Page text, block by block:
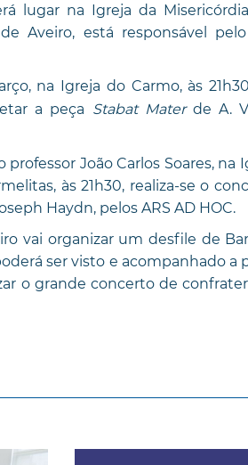
lugar na Igreja da
Aveiro, está responsável
na Igreja do Carmo, às
a peça Stabat Mater de A.
João Carlos Soares, na
às 21h30, realiza-se o
Haydn, pelos ARS AD HOC.
vai organizar um desfile de
ser visto e acompanhado a
o grande concerto de